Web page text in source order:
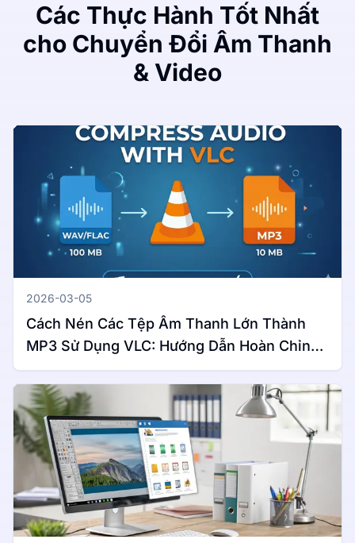
Các Thực Hành Tốt Nhất
cho Chuyển Đổi Âm Thanh
& Video
2026-03-05
Cách Nén Các Tệp Âm Thanh Lớn Thành
MP3 Sử Dụng VLC: Hướng Dẫn Hoàn Chỉnh
Cho Windows & Mac